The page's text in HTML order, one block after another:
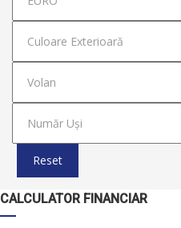
Reset
CALCULATOR FINANCIAR